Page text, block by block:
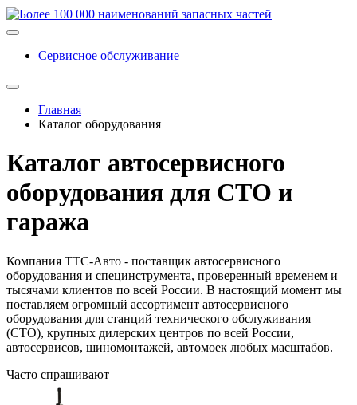
Сервисное обслуживание
Главная
Каталог оборудования
Каталог автосервисного
оборудования для СТО и
гаража
Компания ТТС-Авто - поставщик автосервисного
оборудования и специнструмента, проверенный временем и
тысячами клиентов по всей России. В настоящий момент мы
поставляем огромный ассортимент автосервисного
оборудования для станций технического обслуживания
(СТО), крупных дилерских центров по всей России,
автосервисов, шиномонтажей, автомоек любых масштабов.
Часто спрашивают